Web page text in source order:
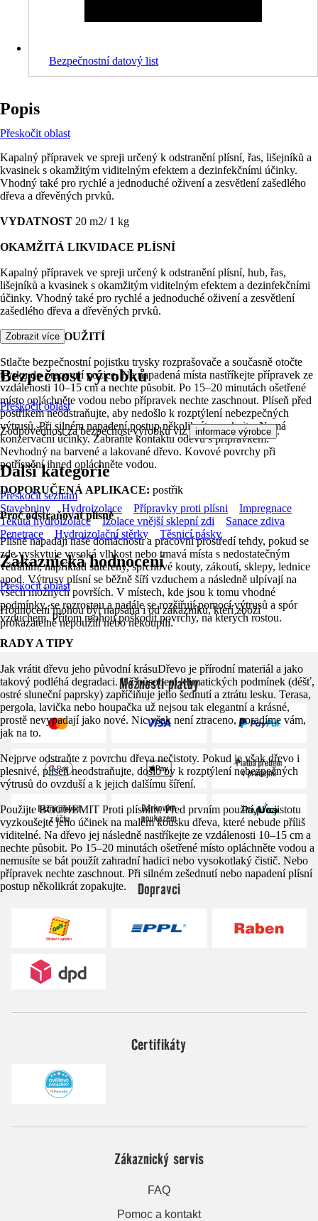
Bezpečnostní datový list
Popis
Přeskočit oblast
Kapalný přípravek ve spreji určený k odstranění plísní, řas, lišejníků a
kvasinek s okamžitým viditelným efektem a dezinfekčními účinky.
Vhodný také pro rychlé a jednoduché oživení a zesvětlení zašedlého
dřeva a dřevěných prvků.
VYDATNOST 20 m2/ 1 kg
OKAMŽITÁ LIKVIDACE PLÍSNÍ
Kapalný přípravek ve spreji určený k odstranění plísní, hub, řas,
lišejníků a kvasinek s okamžitým viditelným efektem a dezinfekčními
účinky. Vhodný také pro rychlé a jednoduché oživení a zesvětlení
zašedlého dřeva a dřevěných prvků.
NÁVOD K POUŽITÍ
Stlačte bezpečnostní pojistku trysky rozprašovače a současně otočte
trysku do pracovní pozice. Na napadená místa nastříkejte přípravek ze
vzdálenosti 10–15 cm a nechte působit. Po 15–20 minutách ošetřené
místo opláchněte vodou nebo přípravek nechte zaschnout. Plíseň před
postřikem neodstraňujte, aby nedošlo k rozptýlení nebezpečných
výtrusů. Při silném napadení postup několikrát zopakujte. Nemá
konzervační účinky. Zabraňte kontaktu oděvu s přípravkem.
Nevhodný na barvené a lakované dřevo. Kovové povrchy při
potřísnění ihned opláchněte vodou.
DOPORUČENÁ APLIKACE: postřik
Proč odstraňovat plísně
Plísně napadají naše domácnosti a pracovní prostředí tehdy, pokud se
zde vyskytuje vysoká vlhkost nebo tmavá místa s nedostatečným
větráním, například suterény, sprchové kouty, zákoutí, sklepy, lednice
apod. Výtrusy plísní se běžně šíří vzduchem a následně ulpívají na
všech možných površích. V místech, kde jsou k tomu vhodné
podmínky, se rozrostou a nadále se rozšiřují pomocí výtrusů a spór
vzduchem. Přitom mohou poškodit povrchy, na kterých rostou.
RADY A TIPY
Jak vrátit dřevu jeho původní krásuDřevo je přírodní materiál a jako
takový podléhá degradaci. Už působení klimatických podmínek (déšť,
ostré sluneční paprsky) zapříčiňuje jeho šednutí a ztrátu lesku. Terasa,
pergola, lavička nebo houpačka už nejsou tak elegantní a krásné,
prostě nevypadají jako nové. Nic však není ztraceno, poradíme vám,
jak na to.
Nejprve odstraňte z povrchu dřeva nečistoty. Pokud je však dřevo i
plesnivé, plíseň neodstraňujte, došlo by k rozptýlení nebezpečných
výtrusů do ovzduší a k jejich dalšímu šíření.
Použijte BOCHEMIT Proti plísním. Před prvním použití pro jistotu
vyzkoušejte jeho účinek na malém kousku dřeva, které nebude příliš
viditelné. Na dřevo jej následně nastříkejte ze vzdálenosti 10–15 cm a
nechte působit. Po 15–20 minutách ošetřené místo opláchněte vodou a
nemusíte se bát použít zahradní hadici nebo vysokotlaký čistič. Nebo
přípravek nechte zaschnout. Při silném zešednutí nebo napadení plísní
postup několikrát zopakujte.
Zobrazit více
Bezpečnost výrobků
Přeskočit oblast
Zodpovědnost za bezpečnost výrobku viz informace výrobce .
Další kategorie
Přeskočit seznam
Stavebniny
Hydroizolace Přípravky proti plísni
Impregnace
Tekutá hydroizolace
Izolace vnější sklepní zdi
Sanace zdiva
Penetrace
Hydroizolační stěrky Těsnicí pásky
Zákaznická hodnocení
Přeskočit oblast
Hodnocení mohou být napsána i od zákazníků, kteří zboží
prokazatelně nepoužili nebo nekoupili.
Možnosti platby
Dopravci
Certifikáty
Zákaznický servis
FAQ
Pomoc a kontakt